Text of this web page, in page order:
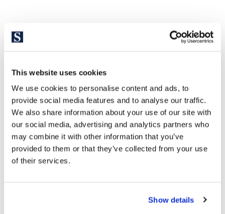
This website uses cookies
We use cookies to personalise content and ads, to
provide social media features and to analyse our traffic.
We also share information about your use of our site with
our social media, advertising and analytics partners who
may combine it with other information that you’ve
provided to them or that they’ve collected from your use
of their services.
Show details